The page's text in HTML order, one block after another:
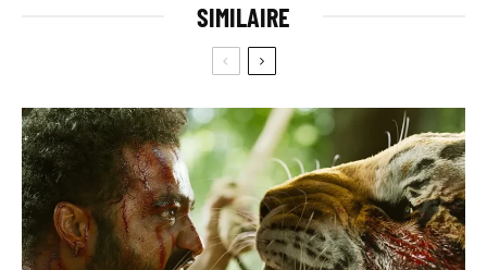
SIMILAIRE